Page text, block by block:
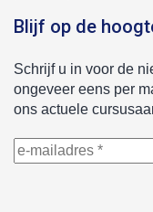
Blijf op de